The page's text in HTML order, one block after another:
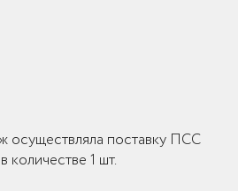
осуществляла поставку ПСС
количестве 1 шт.